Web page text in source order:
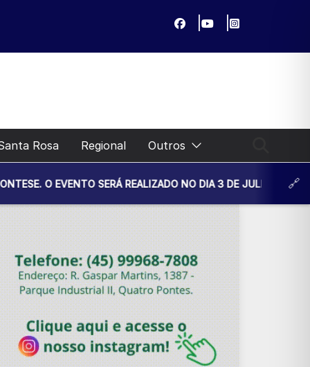
Rosa Regional Outros
SERÁ REALIZADO NO DIA 3 DE JULHO, ÀS 14H30, NA